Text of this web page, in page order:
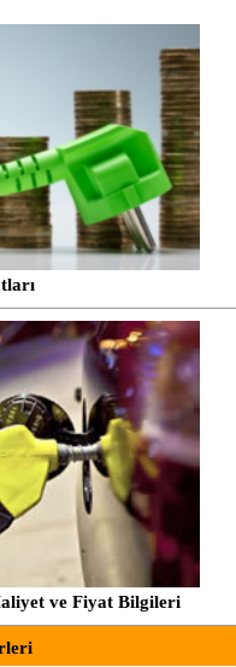
ve Fiyat Bilgileri